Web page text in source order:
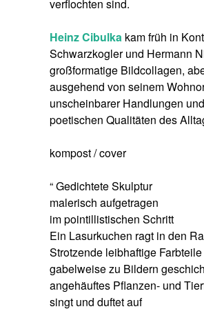
verflochten sind.
Heinz Cibulka kam früh in
Schwarzkogler und Hermann
großformatige Bildcollagen,
ausgehend von seinem
unscheinbarer Handlungen
poetischen Qualitäten des
kompost / cover
“ Gedichtete Skulptur
malerisch aufgetragen
im pointillistischen Schritt
Ein Lasurkuchen ragt in den
Strotzende leibhaftige Farbteile
gabelweise zu Bildern
angehäuftes Pflanzen- und
singt und duftet auf